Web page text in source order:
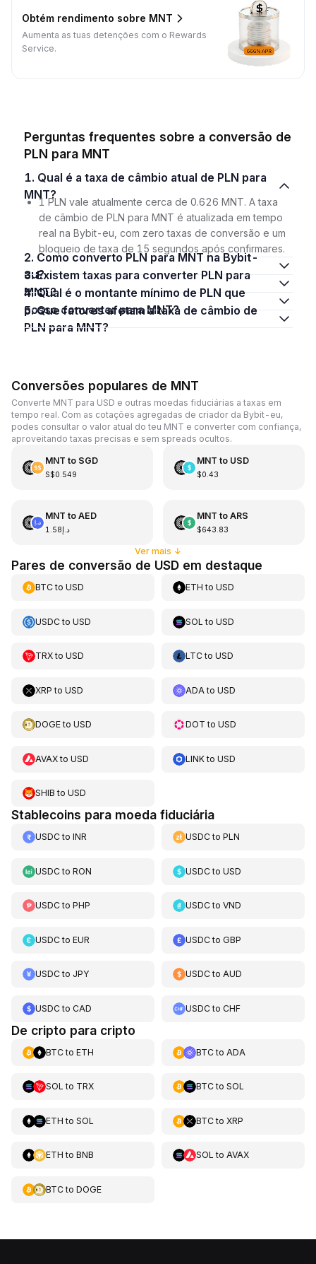
Obtém rendimento sobre MNT
Aumenta as tuas detenções com o Rewards
Service.
Perguntas frequentes sobre a conversão de
PLN para MNT
1. Qual é a taxa de câmbio atual de PLN para
MNT?
1 PLN vale atualmente cerca de 0.626 MNT. A taxa
de câmbio de PLN para MNT é atualizada em tempo
real na Bybit-eu, com zero taxas de conversão e um
bloqueio de taxa de 15 segundos após confirmares.
2. Como converto PLN para MNT na Bybit-
eu?
3. Existem taxas para converter PLN para
MNT?
4. Qual é o montante mínimo de PLN que
posso converter para MNT?
5. Que fatores afetam a taxa de câmbio de
PLN para MNT?
Conversões populares de MNT
Converte MNT para USD e outras moedas fiduciárias a taxas em
tempo real. Com as cotações agregadas de criador da Bybit-eu,
podes consultar o valor atual do teu MNT e converter com confiança,
aproveitando taxas precisas e sem spreads ocultos.
MNT to SGD
S$0.549
MNT to USD
$0.43
MNT to AED
د.إ1.58
MNT to ARS
$643.83
Ver mais ↓
Pares de conversão de USD em destaque
BTCto USD ETH toUSD
USDCto USD SOL toUSD
TRXto USD LTCtoUSD
XRP to USD ADA toUSD
DOGEto USD DOT toUSD
AVAXto USD LINKtoUSD
SHIB to USD
Stablecoins para moeda fiduciária
USDCto INR USDCtoPLN
USDCto RON USDCtoUSD
USDCto PHP USDCtoVND
USDCto EUR USDCtoGBP
USDCto JPY USDCtoAUD
USDCto CAD USDCtoCHF
De cripto para cripto
BTCto ETH BTCto ADA
SOL to TRX BTCto SOL
ETH to SOL BTCto XRP
ETH to BNB SOL to AVAX
BTCto DOGE